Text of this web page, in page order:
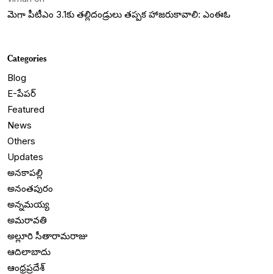
మెగా పీటీఎం 3.1కు తల్లిదండ్రులు తప్పక హాజరుకావాలి: ఎంఈఓ
Categories
Blog
E-పేపర్
Featured
News
Others
Updates
అనకాపల్లి
అనంతపురం
అన్నమయ్య
అమరావతి
అల్లూరి సీతారామరాజు
ఆదిలాబాదు
ఆంధ్రప్రదేశ్